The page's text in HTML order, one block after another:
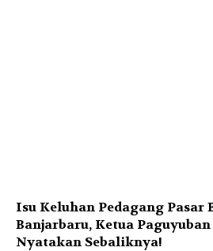
Isu Keluhan Pedagang Pasar
Banjarbaru, Ketua
Nyatakan Sebaliknya!